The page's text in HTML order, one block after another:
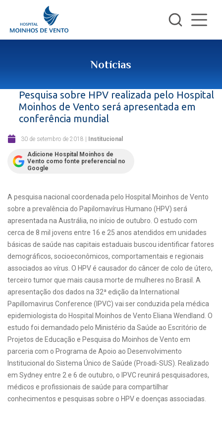
Notícias
Pesquisa sobre HPV realizada pelo Hospital
Moinhos de Vento será apresentada em
conferência mundial
30 de setembro de 2018 | Institucional
Adicione Hospital Moinhos de
Vento como fonte preferencial no
Google
A pesquisa nacional coordenada pelo Hospital Moinhos de Vento
sobre a prevalência do Papilomavírus Humano (HPV) será
apresentada na Austrália, no início de outubro. O estudo com
cerca de 8 mil jovens entre 16 e 25 anos atendidos em unidades
básicas de saúde nas capitais estaduais buscou identificar fatores
demográficos, socioeconômicos, comportamentais e regionais
associados ao vírus. O HPV é causador do câncer de colo de útero,
terceiro tumor que mais causa morte de mulheres no Brasil. A
apresentação dos dados na 32ª edição da International
Papillomavirus Conference (IPVC) vai ser conduzida pela médica
epidemiologista do Hospital Moinhos de Vento Eliana Wendland. O
estudo foi demandado pelo Ministério da Saúde ao Escritório de
Projetos de Educação e Pesquisa do Moinhos de Vento em
parceria com o Programa de Apoio ao Desenvolvimento
Institucional do Sistema Único de Saúde (Proadi-SUS). Realizado
em Sydney entre 2 e 6 de outubro, o IPVC reunirá pesquisadores,
médicos e profissionais de saúde para compartilhar
conhecimentos e pesquisas sobre o HPV e doenças associadas.